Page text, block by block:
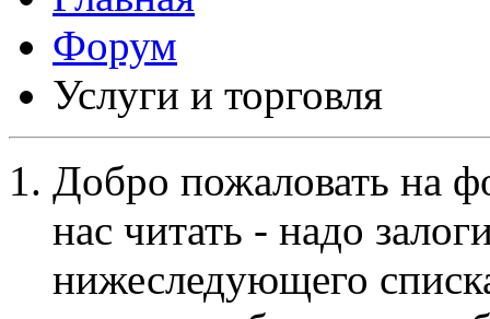
Форум
Услуги и торговля
Добро пожаловать на
нас читать - надо
нижеследующего